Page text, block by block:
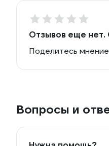
Отзывов еще нет.
Поделитесь
Вопросы и